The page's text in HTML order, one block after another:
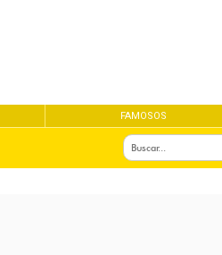
FAMOSOS